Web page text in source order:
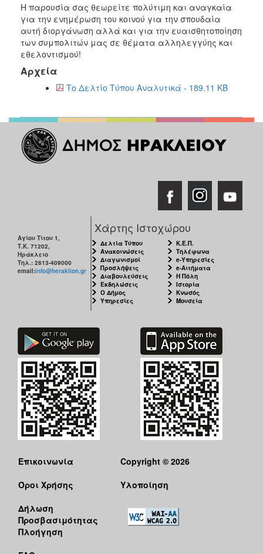
ΠΟΛΙΤΙΣΜΟΣ
ΑΝΘΕΚΤΙΚΗ
ΠΟΛΗ
Η παρουσία σας θεωρείτε πολύτιμη και αναγκαία
για την ενημέρωση του κοινού για την σπουδαία
αυτή διοργάνωση αλλά και για την ευαισθητοποίηση
των συμπολιτών μας σε θέματα αλληλεγγύης και
εθελοντισμού!
Αρχεία
Το Δελτίο Τύπου Αναλυτικά - 189.11 KB
Αγίου Τίτου 1,
Τ.Κ. 71202,
Ηράκλειο
Τηλ.: 2813-409000
email:info@heraklion.gr
Χάρτης Ιστοχώρου
Δελτία Τύπου
Ανακοινώσεις
Διαγωνισμοί
Προσλήψεις
Διαβουλεύσεις
Εκδηλώσεις
Ο Δήμος
Υπηρεσίες
Κ.Ε.Π.
Τηλέφωνα
e-Υπηρεσίες
e-Αιτήματα
Η Πόλη
Ιστορία
Κνωσός
Μουσεία
Επικοινωνία
Όροι Χρήσης
Δήλωση
Προσβασιμότητας
Πλοήγηση
Copyright © 2026
Υλοποίηση